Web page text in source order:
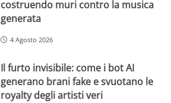
costruendo muri contro la musica
generata
4 Agosto 2026
Il furto invisibile: come i bot AI
generano brani fake e svuotano le
royalty degli artisti veri